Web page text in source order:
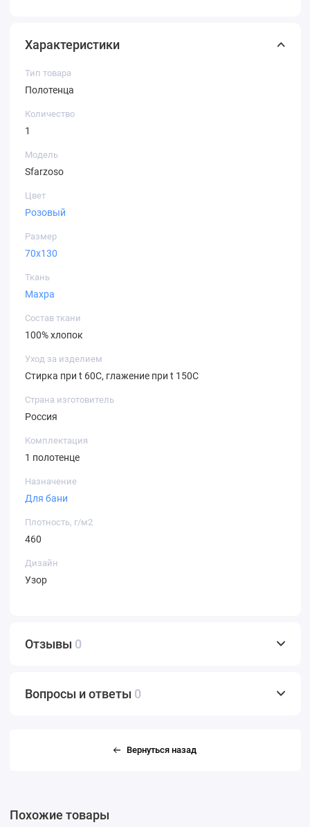
Характеристики
Тип товара
Полотенца
Количество
1
Модель
Sfarzoso
Цвет
Розовый
Размер
70х130
Ткань
Махра
Состав ткани
100% хлопок
Уход за изделием
Стирка при t 60С, глажение при t 150C
Страна изготовитель
Россия
Комплектация
1 полотенце
Назначение
Для бани
Плотность, г/м2
460
Дизайн
Узор
Отзывы 0
Вопросы и ответы 0
Вернуться назад
Похожие товары